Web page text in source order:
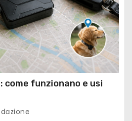
come funzionano e usi